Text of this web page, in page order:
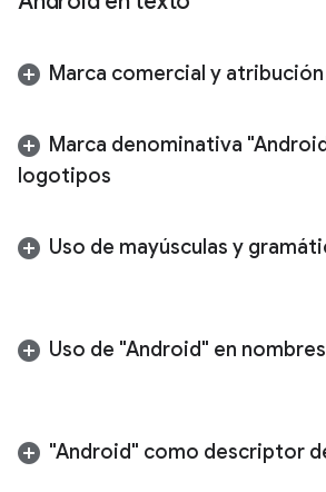
Marca comercial y atribución
Marca denominativa
logotipos
Uso de mayúsculas y
Uso de "Android" en
"Android" como descriptor